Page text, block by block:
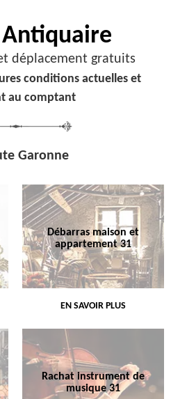
Antiquaire
déplacement gratuits
conditions actuelles et
au comptant
Garonne
Débarras maison et
appartement 31
EN SAVOIR PLUS
Rachat instrument de
musique 31